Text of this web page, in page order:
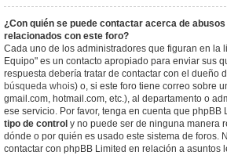
¿Con quién se puede contactar acerca de
relacionados con este foro?
Cada uno de los administradores que figuran en la
Equipo" es un contacto apropiado para enviar sus
respuesta debería tratar de contactar con el dueño
búsqueda whois) o, si este foro tiene correo sobre
gmail.com, hotmail.com, etc.), al departamento o
ese servicio. Por favor, tenga en cuenta que phpBB
tipo de control y no puede ser de ninguna manera
dónde o por quién es usado este sistema de foros.
contactar con phpBB Limited en relación a asuntos